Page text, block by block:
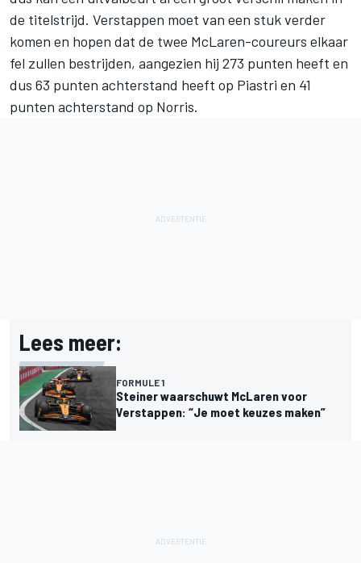
de titelstrijd. Verstappen moet van een stuk verder
komen en hopen dat de twee McLaren-coureurs elkaar
fel zullen bestrijden, aangezien hij 273 punten heeft en
dus 63 punten achterstand heeft op Piastri en 41
punten achterstand op Norris.
Lees meer:
FORMULE 1
Steiner waarschuwt McLaren voor
Verstappen: “Je moet keuzes maken”